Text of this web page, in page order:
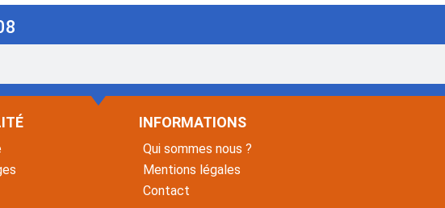
INFORMATIONS
Qui sommes nous ?
Mentions légales
Contact